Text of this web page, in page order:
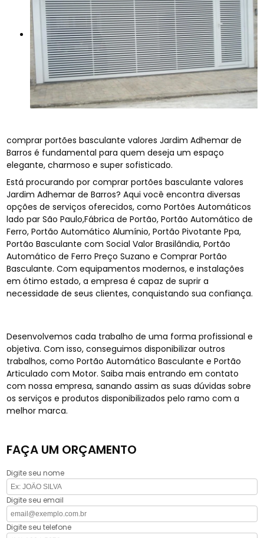
comprar portões basculante valores Jardim Adhemar de
Barros é fundamental para quem deseja um espaço
elegante, charmoso e super sofisticado.
Está procurando por comprar portões basculante valores
Jardim Adhemar de Barros? Aqui você encontra diversas
opções de serviços oferecidos, como Portões Automáticos
lado par São Paulo,Fábrica de Portão, Portão Automático de
Ferro, Portão Automático Alumínio, Portão Pivotante Ppa,
Portão Basculante com Social Valor Brasilândia, Portão
Automático de Ferro Preço Suzano e Comprar Portão
Basculante. Com equipamentos modernos, e instalações
em ótimo estado, a empresa é capaz de suprir a
necessidade de seus clientes, conquistando sua confiança.
Desenvolvemos cada trabalho de uma forma profissional e
objetiva. Com isso, conseguimos disponibilizar outros
trabalhos, como Portão Automático Basculante e Portão
Articulado com Motor. Saiba mais entrando em contato
com nossa empresa, sanando assim as suas dúvidas sobre
os serviços e produtos disponibilizados pelo ramo com a
melhor marca.
FAÇA UM ORÇAMENTO
Digite seu nome
Digite seu email
Digite seu telefone